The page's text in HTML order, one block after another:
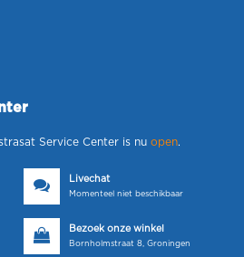
Service Center is nu open.
Livechat
Momenteel niet beschikbaar
Bezoek onze winkel
Bornholmstraat 8, Groningen